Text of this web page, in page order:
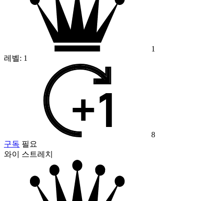
1
레벨: 1
8
구독 필요
와이 스트레치